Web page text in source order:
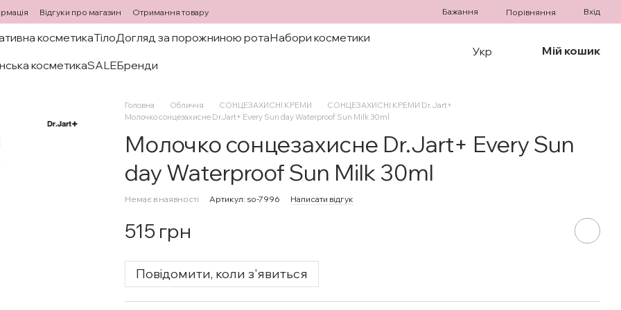
Відгуки про магазин Отримання товару Бажання Порівняння Вхід
косметикаТілоДогляд за порожниною ротаНабори косметики
косметикаSALEБренди
Укр Мій кошик
Головна Обличчя СОНЦЕЗАХИСНІ КРЕМИ
СОНЦЕЗАХИСНІ КРЕМИ Dr. Jart+
Молочко сонцезахисне Dr.Jart+ Every Sun day Waterproof Sun Milk 30ml
Молочко сонцезахисне Dr.Jart+ Every Sun
day Waterproof Sun Milk 30ml
Немає в наявності Артикул: so-7996 Написати відгук
515 грн
Повідомити, коли з'явиться